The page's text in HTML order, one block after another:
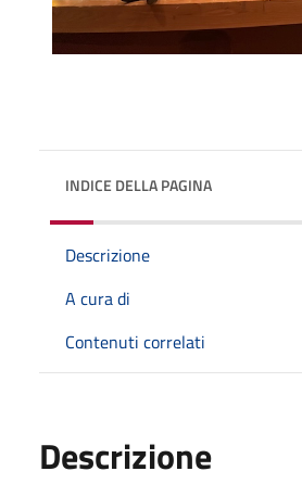
INDICE DELLA PAGINA
Descrizione
A cura di
Contenuti correlati
Descrizione